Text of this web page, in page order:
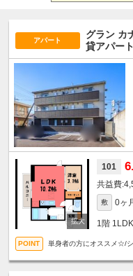
アパート
グラン カ
貸アパート
101
敷 0ヶ
1階
単身者の方にオススメ☆/